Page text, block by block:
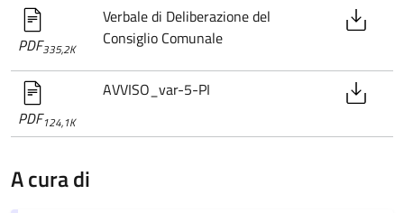
PDF335,2K
Verbale di Deliberazione del
Consiglio Comunale
PDF124,1K
AVVISO_var-5-PI
A cura di